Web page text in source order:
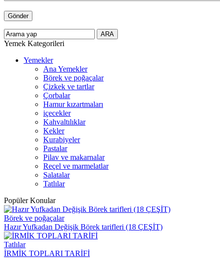
Yemek Kategorileri
Yemekler
Ana Yemekler
Börek ve poğaçalar
Çizkek ve tartlar
Çorbalar
Hamur kızartmaları
içecekler
Kahvaltılıklar
Kekler
Kurabiyeler
Pastalar
Pilav ve makarnalar
Reçel ve marmelatlar
Salatalar
Tatlılar
Popüler Konular
Börek ve poğaçalar
Hazır Yufkadan Değişik Börek tarifleri (18 ÇEŞİT)
Tatlılar
İRMİK TOPLARI TARİFİ